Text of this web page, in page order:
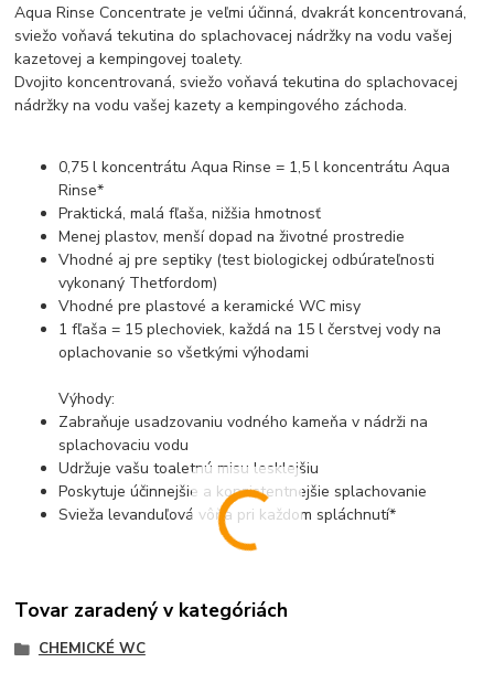
Aqua Rinse Concentrate je veľmi účinná, dvakrát koncentrovaná,
sviežo voňavá tekutina do splachovacej nádržky na vodu vašej
kazetovej a kempingovej toalety.
Dvojito koncentrovaná, sviežo voňavá tekutina do splachovacej
nádržky na vodu vašej kazety a kempingového záchoda.
0,75 l koncentrátu Aqua Rinse = 1,5 l koncentrátu Aqua
Rinse*
Praktická, malá fľaša, nižšia hmotnosť
Menej plastov, menší dopad na životné prostredie
Vhodné aj pre septiky (test biologickej odbúrateľnosti
vykonaný Thetfordom)
Vhodné pre plastové a keramické WC misy
1 fľaša = 15 plechoviek, každá na 15 l čerstvej vody na
oplachovanie so všetkými výhodami
Výhody:
Zabraňuje usadzovaniu vodného kameňa v nádrži na
splachovaciu vodu
Udržuje vašu toaletnú misu lesklejšiu
Poskytuje účinnejšie a konzistentnejšie splachovanie
Svieža levanduľová vôňa pri každom spláchnutí*
Tovar zaradený v kategóriách
CHEMICKÉ WC